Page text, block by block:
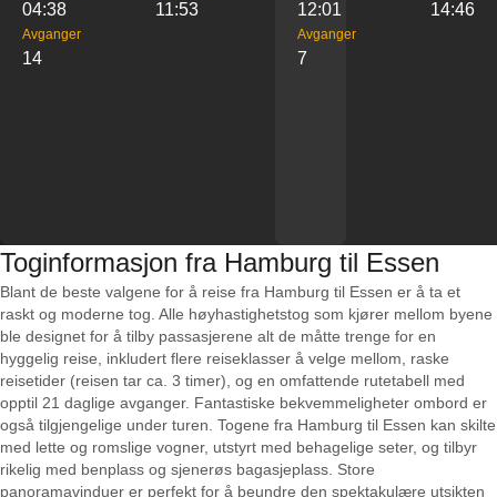
04:38 11:53
Avganger
14
12:01 14:46
Avganger
7
Toginformasjon fra Hamburg til Essen
Blant de beste valgene for å reise fra Hamburg til Essen er å ta et
raskt og moderne tog. Alle høyhastighetstog som kjører mellom byene
ble designet for å tilby passasjerene alt de måtte trenge for en
hyggelig reise, inkludert flere reiseklasser å velge mellom, raske
reisetider (reisen tar ca. 3 timer), og en omfattende rutetabell med
opptil 21 daglige avganger. Fantastiske bekvemmeligheter ombord er
også tilgjengelige under turen. Togene fra Hamburg til Essen kan skilte
med lette og romslige vogner, utstyrt med behagelige seter, og tilbyr
rikelig med benplass og sjenerøs bagasjeplass. Store
panoramavinduer er perfekt for å beundre den spektakulære utsikten